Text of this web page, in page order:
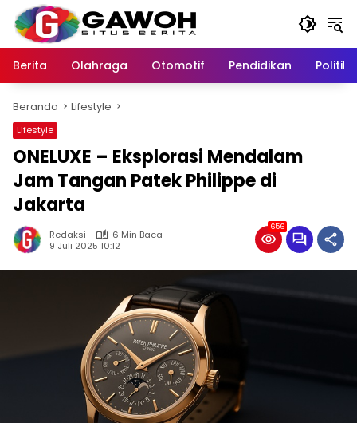
Langsung
konten
Berita
Olahraga Otomotif Pendidikan Politik
Beranda Lifestyle
Lifestyle
ONELUXE – Eksplorasi Mendalam
Jam Tangan Patek Philippe di
Jakarta
Redaksi
6 Min Baca
9 Juli 2025 10:12
656